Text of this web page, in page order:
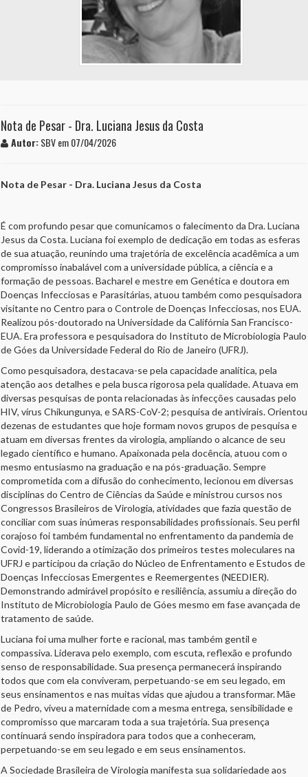
Nota de Pesar - Dra. Luciana Jesus da Costa
Autor:SBV em 07/04/2026
Nota de Pesar - Dra. Luciana Jesus da Costa
É com profundo pesar que comunicamos o falecimento da Dra. Luciana
Jesus da Costa. Luciana foi exemplo de dedicação em todas as esferas
de sua atuação, reunindo uma trajetória de excelência acadêmica a um
compromisso inabalável com a universidade pública, a ciência e a
formação de pessoas. Bacharel e mestre em Genética e doutora em
Doenças Infecciosas e Parasitárias, atuou também como pesquisadora
visitante no Centro para o Controle de Doenças Infecciosas, nos EUA.
Realizou pós-doutorado na Universidade da Califórnia San Francisco-
EUA. Era professora e pesquisadora do Instituto de Microbiologia Paulo
de Góes da Universidade Federal do Rio de Janeiro (UFRJ).
Como pesquisadora, destacava-se pela capacidade analítica, pela
atenção aos detalhes e pela busca rigorosa pela qualidade. Atuava em
diversas pesquisas de ponta relacionadas às infecções causadas pelo
HIV, vírus Chikungunya, e SARS-CoV-2; pesquisa de antivirais. Orientou
dezenas de estudantes que hoje formam novos grupos de pesquisa e
atuam em diversas frentes da virologia, ampliando o alcance de seu
legado científico e humano. Apaixonada pela docência, atuou com o
mesmo entusiasmo na graduação e na pós-graduação. Sempre
comprometida com a difusão do conhecimento, lecionou em diversas
disciplinas do Centro de Ciências da Saúde e ministrou cursos nos
Congressos Brasileiros de Virologia, atividades que fazia questão de
conciliar com suas inúmeras responsabilidades profissionais. Seu perfil
corajoso foi também fundamental no enfrentamento da pandemia de
Covid-19, liderando a otimização dos primeiros testes moleculares na
UFRJ e participou da criação do Núcleo de Enfrentamento e Estudos de
Doenças Infecciosas Emergentes e Reemergentes (NEEDIER).
Demonstrando admirável propósito e resiliência, assumiu a direção do
Instituto de Microbiologia Paulo de Góes mesmo em fase avançada de
tratamento de saúde.
Luciana foi uma mulher forte e racional, mas também gentil e
compassiva. Liderava pelo exemplo, com escuta, reflexão e profundo
senso de responsabilidade. Sua presença permanecerá inspirando
todos que com ela conviveram, perpetuando-se em seu legado, em
seus ensinamentos e nas muitas vidas que ajudou a transformar. Mãe
de Pedro, viveu a maternidade com a mesma entrega, sensibilidade e
compromisso que marcaram toda a sua trajetória. Sua presença
continuará sendo inspiradora para todos que a conheceram,
perpetuando-se em seu legado e em seus ensinamentos.
A Sociedade Brasileira de Virologia manifesta sua solidariedade aos